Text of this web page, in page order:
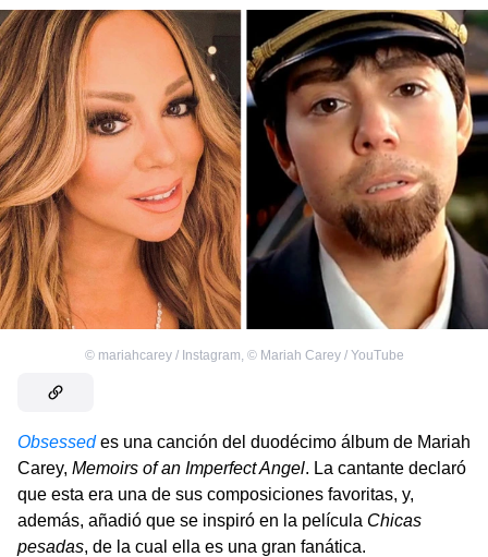
© mariahcarey / Instagram © Mariah Carey / YouTube
Obsessed es una canción del duodécimo álbum de Mariah
Carey, Memoirs of an Imperfect Angel. La cantante declaró
que esta era una de sus composiciones favoritas, y,
además, añadió que se inspiró en la película Chicas
pesadas, de la cual ella es una gran fanática.